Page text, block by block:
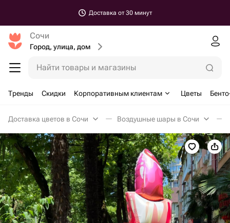
Доставка от 30 минут
Сочи
Город, улица, дом
Найти товары и магазины
Тренды Скидки Корпоративным клиентам Цветы
Доставка цветов в Сочи Воздушные шары в Сочи